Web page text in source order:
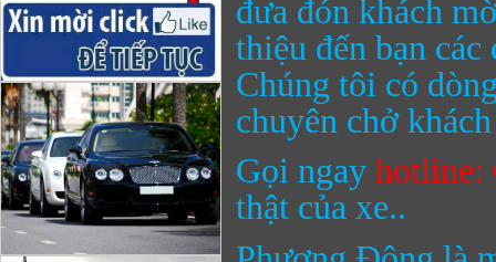
đưa đón khách
thiệu đến bạn
Chúng tôi có
chuyên chở
Gọi ngay hotline:
thật của xe..